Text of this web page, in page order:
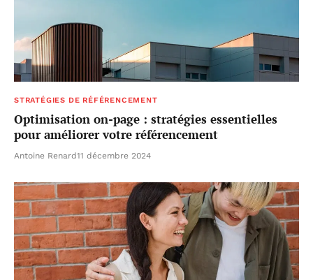
STRATÉGIES DE RÉFÉRENCEMENT
Optimisation on-page : stratégies essentielles
pour améliorer votre référencement
Antoine Renard11 décembre 2024